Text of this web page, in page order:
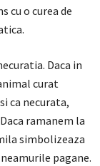
cu o curea de
Daca in
curat
ca necurata,
ramanem la
simbolizeaza
pagane.